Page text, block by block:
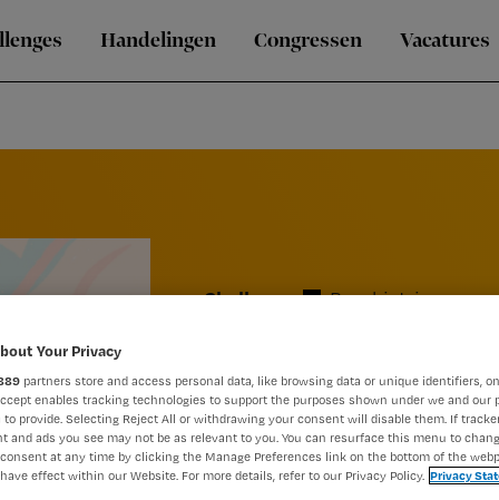
Handelingen Congressen Vacatures
Challenge Psychiatrie
Praktische
Your Privacy
partners store and access personal data, like browsing data or unique identifiers,
enables tracking technologies to support the purposes shown under we and our
to provide. Selecting Reject All or withdrawing your consent will disable them. If
and ads you see may not be as relevant to you. You can resurface this menu to
at any time by clicking the Manage Preferences link on the bottom of the
effect within our Website. For more details, refer to our Privacy Policy. Privacy